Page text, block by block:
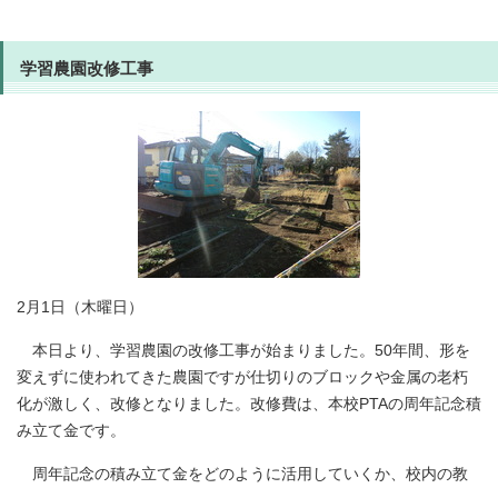
学習農園改修工事
2月1日（木曜日）
本日より、学習農園の改修工事が始まりました。50年間、形を
変えずに使われてきた農園ですが仕切りのブロックや金属の老朽
化が激しく、改修となりました。改修費は、本校PTAの周年記念積
み立て金です。
周年記念の積み立て金をどのように活用していくか、校内の教